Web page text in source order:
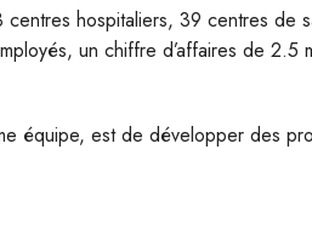
hospitaliers, 39 centres de
un chiffre d’affaires de 2.5
équipe, est de développer des